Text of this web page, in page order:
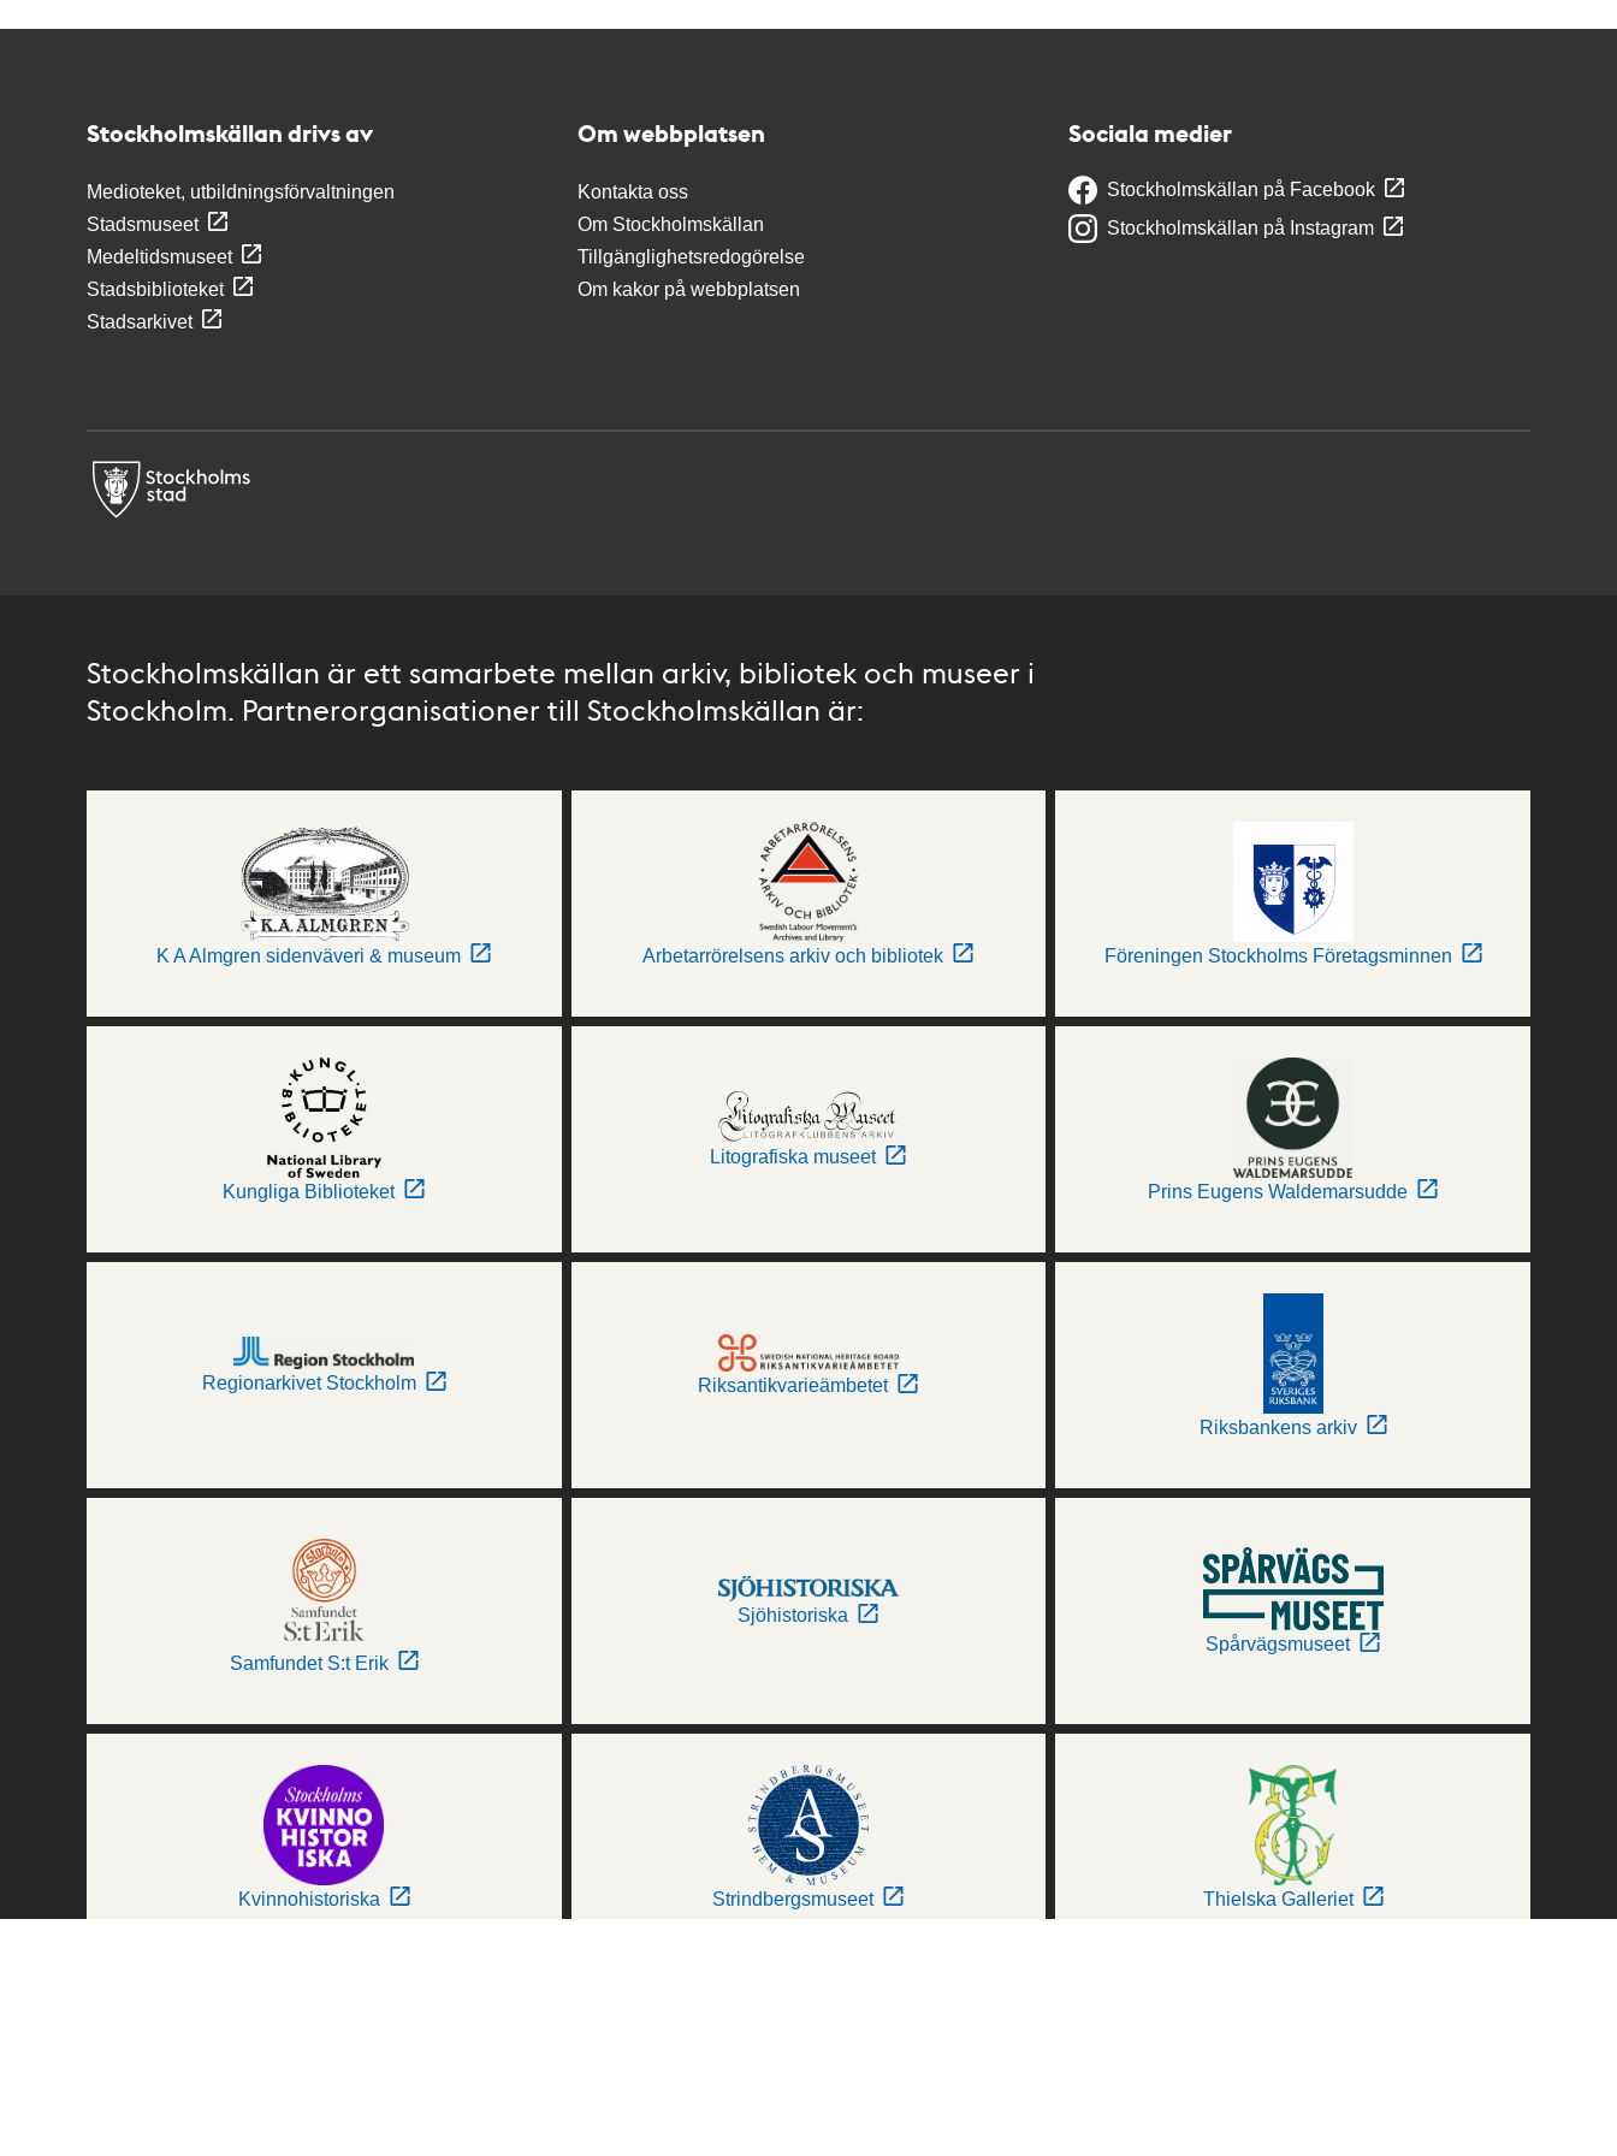
Stockholmskällan drivs av
Medioteket, utbildningsförvaltningen
Stadsmuseet
Medeltidsmuseet
Stadsbiblioteket
Stadsarkivet
Om webbplatsen
Kontakta oss
Om Stockholmskällan
Tillgänglighetsredogörelse
Om kakor på webbplatsen
Sociala medier
Stockholmskällan på Facebook
Stockholmskällan på Instagram
Stockholmskällan är ett samarbete mellan arkiv, bibliotek och museer i
Stockholm. Partnerorganisationer till Stockholmskällan är:
K A Almgren sidenväveri & museum Arbetarrörelsens arkiv och bibliotek Föreningen Stockholms Företagsminnen
Kungliga Biblioteket
Litografiska museet
Prins Eugens Waldemarsudde
Regionarkivet Stockholm Riksantikvarieämbetet
Riksbankens arkiv
Samfundet S:t Erik
Sjöhistoriska
Spårvägsmuseet
Kvinnohistoriska Strindbergsmuseet Thielska Galleriet